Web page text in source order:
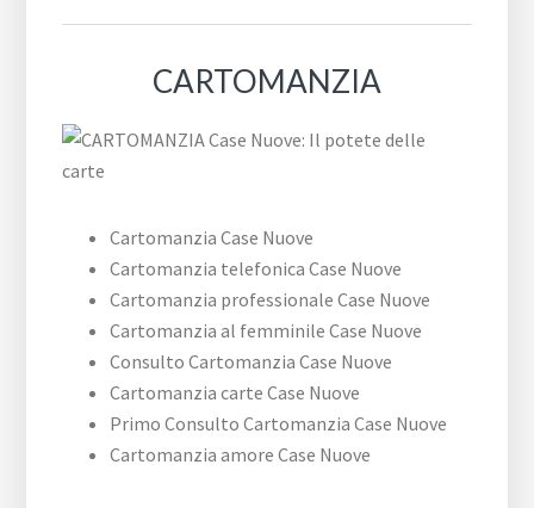
CARTOMANZIA
Cartomanzia Case Nuove
Cartomanzia telefonica Case Nuove
Cartomanzia professionale Case Nuove
Cartomanzia al femminile Case Nuove
Consulto Cartomanzia Case Nuove
Cartomanzia carte Case Nuove
Primo Consulto Cartomanzia Case Nuove
Cartomanzia amore Case Nuove